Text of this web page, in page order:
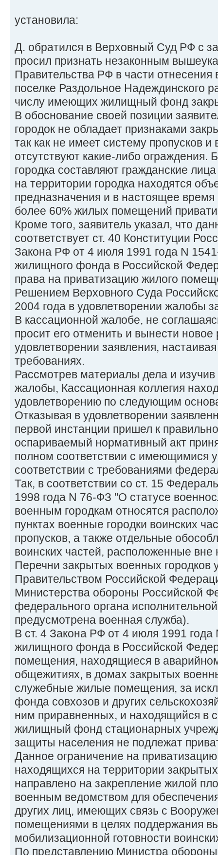
установила:
Д. обратился в Верховный Суд РФ с
просил признать незаконным
Правительства РФ в части отнесения
поселке Раздольное Надеждинского
числу имеющих жилищный фонд
В обоснование своей позиции
городок не обладает признаками
так как не имеет систему пропусков и
отсутствуют какие-либо ограждения.
городка составляют гражданские
на территории городка находятся
предназначения и в настоящее
более 60% жилых помещений
Кроме того, заявитель указал, что
соответствует ст. 40 Конституции
Закона РФ от 4 июля 1991 года N
жилищного фонда в Российской
права на приватизацию жилого
Решением Верховного Суда
2004 года в удовлетворении жалобы
В кассационной жалобе, не
просит его отменить и вынести
удовлетворении заявления,
требованиях.
Рассмотрев материалы дела и
жалобы, Кассационная коллегия
удовлетворению по следующим
Отказывая в удовлетворении
первой инстанции пришел к
оспариваемый нормативный акт
полном соответствии с имеющимися
соответствии с требованиями
Так, в соответствии со ст. 15
1998 года N 76-ФЗ "О статусе
военным городкам относятся
пунктах военные городки воинских
пропусков, а также отдельные
воинских частей, расположенные вне
Перечни закрытых военных городков
Правительством Российской
Министерства обороны Российской
федерального органа
предусмотрена военная служба).
В ст. 4 Закона РФ от 4 июля 1991
жилищного фонда в Российской
помещения, находящиеся в
общежитиях, в домах закрытых
служебные жилые помещения, за
фонда совхозов и других
ним приравненных, и находящийся в
жилищный фонд стационарных
защиты населения не подлежат
Данное ограничение на
находящихся на территории
направлено на закрепление жилой
военным ведомством для
других лиц, имеющих связь с
помещениями в целях поддержания
мобилизационной готовности
По представлению Министра